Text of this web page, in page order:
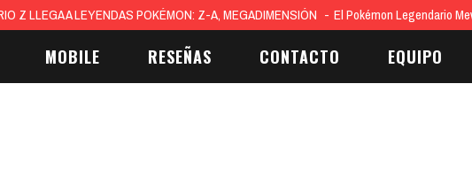
Z LLEGA A LEYENDAS POKÉMON: Z-A, MEGADIMENSIÓN El Pokémon Legendario
MOBILE RESEÑAS CONTACTO EQUIPO